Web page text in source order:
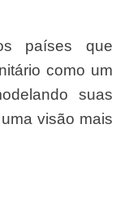
como um
suas
visão mais